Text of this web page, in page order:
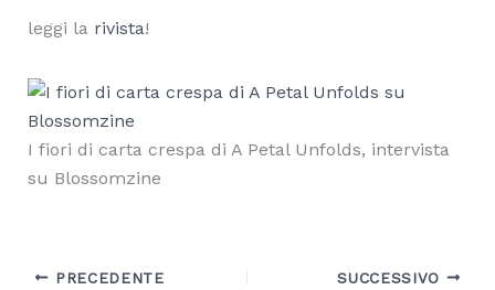
leggi la rivista!
I fiori di carta crespa di A Petal Unfolds, intervista
su Blossomzine
PRECEDENTE SUCCESSIVO